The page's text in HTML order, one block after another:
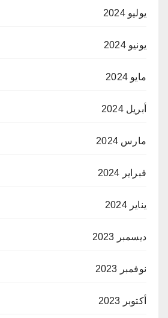
يوليو 2024
يونيو 2024
مايو 2024
أبريل 2024
مارس 2024
فبراير 2024
يناير 2024
ديسمبر 2023
نوفمبر 2023
أكتوبر 2023